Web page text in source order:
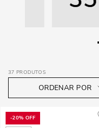
37 PRODUTOS
-20% OFF